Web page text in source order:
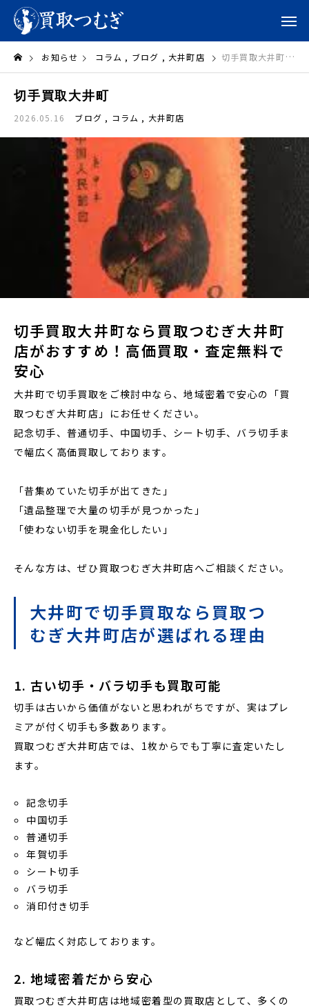
お知らせ コラム ブログ 大井町店 切手買取大井町
切手買取大井町
2026.05.16 ブログ コラム 大井町店
切手買取大井町なら買取つむぎ大井町
店がおすすめ！高価買取・査定無料で
安心
大井町で切手買取をご検討中なら、地域密着で安心の「買
取つむぎ大井町店」にお任せください。
記念切手、普通切手、中国切手、シート切手、バラ切手ま
で幅広く高価買取しております。
「昔集めていた切手が出てきた」
「遺品整理で大量の切手が見つかった」
「使わない切手を現金化したい」
そんな方は、ぜひ買取つむぎ大井町店へご相談ください。
大井町で切手買取なら買取つ
むぎ大井町店が選ばれる理由
1. 古い切手・バラ切手も買取可能
切手は古いから価値がないと思われがちですが、実はプレ
ミアが付く切手も多数あります。
買取つむぎ大井町店では、1枚からでも丁寧に査定いたし
ます。
記念切手
中国切手
普通切手
年賀切手
シート切手
バラ切手
消印付き切手
など幅広く対応しております。
2. 地域密着だから安心
買取つむぎ大井町店は地域密着型の買取店として、多くの